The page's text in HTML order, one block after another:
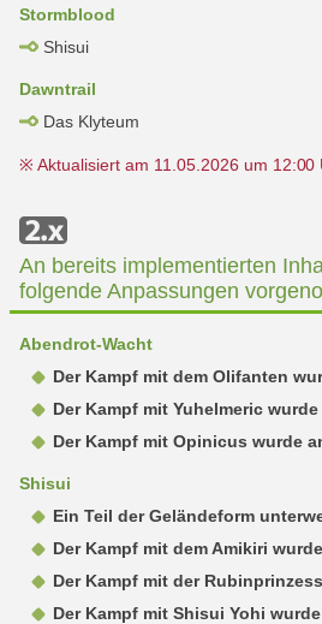
Stormblood
Shisui
Dawntrail
Das Klyteum
※ Aktualisiert am 11.05.2026 um 12:00
An bereits implementierten
folgende Anpassungen
Abendrot-Wacht
Der Kampf mit dem Olifanten
Der Kampf mit Yuhelmeric
Der Kampf mit Opinicus wurde
Shisui
Ein Teil der Geländeform
Der Kampf mit dem Amikiri
Der Kampf mit der
Der Kampf mit Shisui Yohi